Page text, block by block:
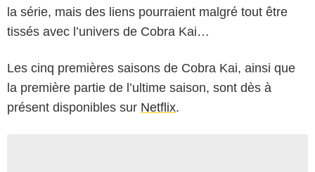
la série, mais des liens pourraient malgré tout être
tissés avec l’univers de Cobra Kai…
Les cinq premières saisons de Cobra Kai, ainsi que
la première partie de l’ultime saison, sont dès à
présent disponibles sur Netflix.